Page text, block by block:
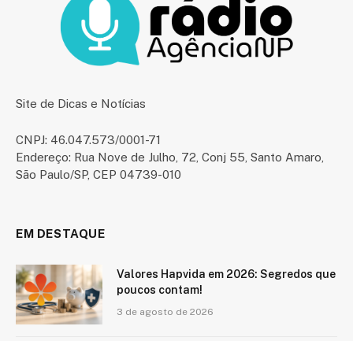
Site de Dicas e Notícias
CNPJ: 46.047.573/0001-71
Endereço: Rua Nove de Julho, 72, Conj 55, Santo Amaro,
São Paulo/SP, CEP 04739-010
EM DESTAQUE
Valores Hapvida em 2026: Segredos que
poucos contam!
3 de agosto de 2026